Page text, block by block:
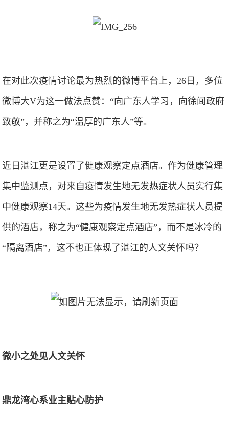
在对此次疫情讨论最为热烈的微博平台上，26日，多位
微博大V为这一做法点赞：“向广东人学习，向徐闻政府
致敬”，并称之为“温厚的广东人”等。
近日湛江更是设置了健康观察定点酒店。作为健康管理
集中监测点，对来自疫情发生地无发热症状人员实行集
中健康观察14天。这些为疫情发生地无发热症状人员提
供的酒店，称之为“健康观察定点酒店”，而不是冰冷的
“隔离酒店”，这不也正体现了湛江的人文关怀吗？
微小之处见人文关怀
鼎龙湾心系业主贴心防护